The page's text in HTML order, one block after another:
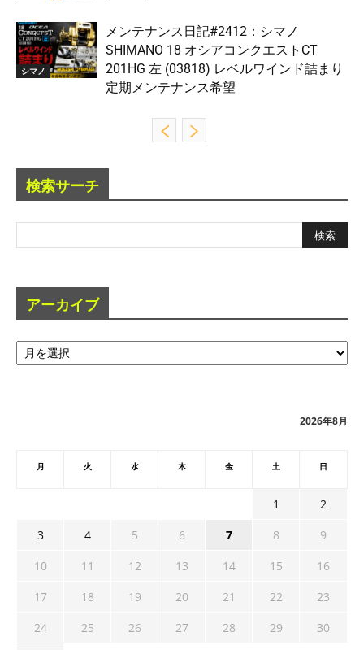
シマノ
メンテナンス日記#2412：シマノ
SHIMANO 18 オシアコンクエストCT
201HG 左 (03818) レベルワインド詰まり
定期メンテナンス希望
検索サーチ
アーカイブ
ア
ー
2026年8月
月 火 水 木 金 土 日
1
2
3
4 5 6 7 8
9
10
11 12 13 14 15
16
17
18 19 20 21 22
23
24
25 26 27 28 29
30